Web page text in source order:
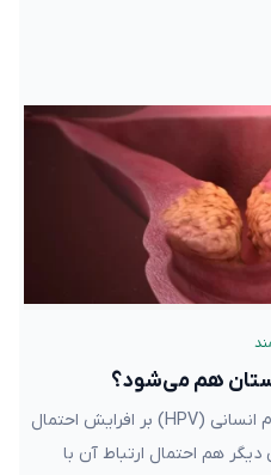
چند روز پیش از اثر ویروس پاپیلوم انسانی (HPV) بر افرایش احتمال
هم احتمال ارتباط آن با